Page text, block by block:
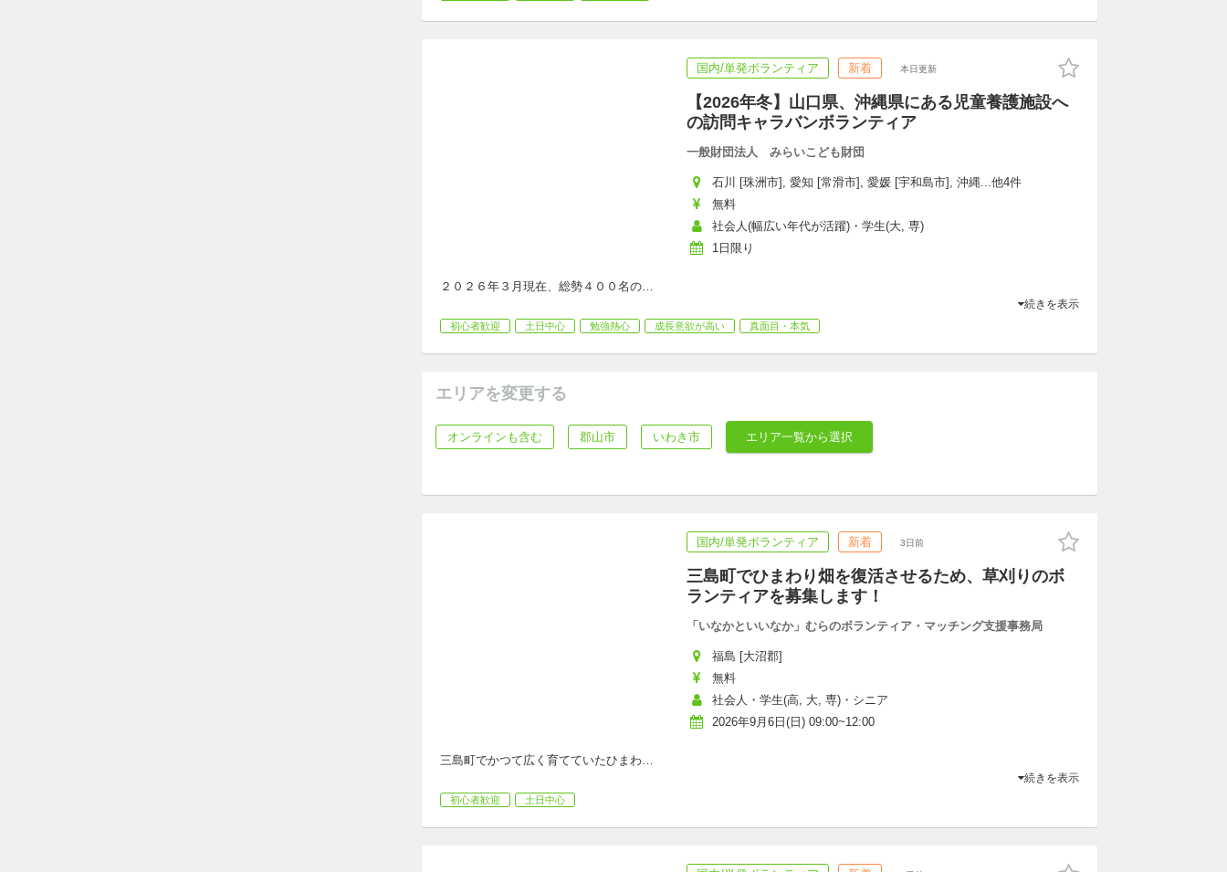
国内/単発ボランティア 新着 本日更新
【2026年冬】山口県、沖縄県にある児童養護施設へ
の訪問キャラバンボランティア
一般財団法人 みらいこども財団
石川 [珠洲市], 愛知 [常滑市], 愛媛 [宇和島市], 沖縄...他4件
無料
社会人(幅広い年代が活躍)・学生(大, 専)
1日限り
２０２６年３月現在、総勢４００名の…
続きを表示
初心者歓迎 土日中心 勉強熱心 成長意欲が高い 真面目・本気
エリアを変更する
オンラインも含む 郡山市 いわき市 エリア一覧から選択
国内/単発ボランティア 新着 3日前
三島町でひまわり畑を復活させるため、草刈りのボ
ランティアを募集します！
「いなかといいなか」むらのボランティア・マッチング支援事務局
福島 [大沼郡]
無料
社会人・学生(高, 大, 専)・シニア
2026年9月6日(日) 09:00~12:00
三島町でかつて広く育てていたひまわ…
続きを表示
初心者歓迎 土日中心